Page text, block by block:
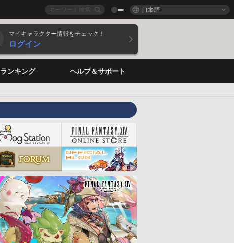
日本語
マイキャラクター情報をチェック！
ログイン
ランキング ヘルプ＆サポート